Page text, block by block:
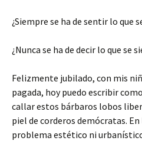
¿Siempre se ha de sentir lo que
¿Nunca se ha de decir lo que se
Felizmente jubilado, con mis
pagada, hoy puedo escribir
callar estos bárbaros lobos
piel de corderos demócratas.
problema estético ni